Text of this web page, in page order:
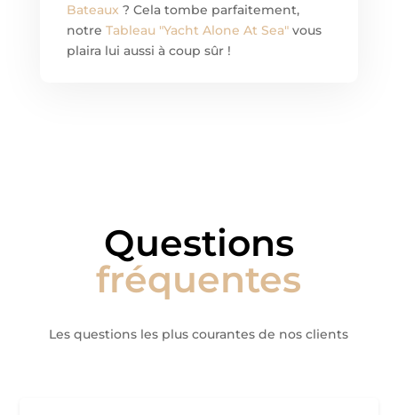
Bateaux ? Cela tombe parfaitement,
notre Tableau "Yacht Alone At Sea"vous
plaira lui aussi à coup sûr !
Questions
fréquentes
Les questions les plus courantes de nos clients